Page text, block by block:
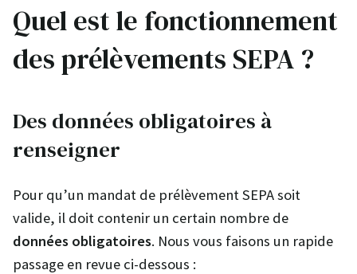
Quel est le fonctionnement
des prélèvements SEPA ?
Des données obligatoires à
renseigner
Pour qu’un mandat de prélèvement SEPA soit
valide, il doit contenir un certain nombre de
données obligatoires. Nous vous faisons un rapide
passage en revue ci-dessous :